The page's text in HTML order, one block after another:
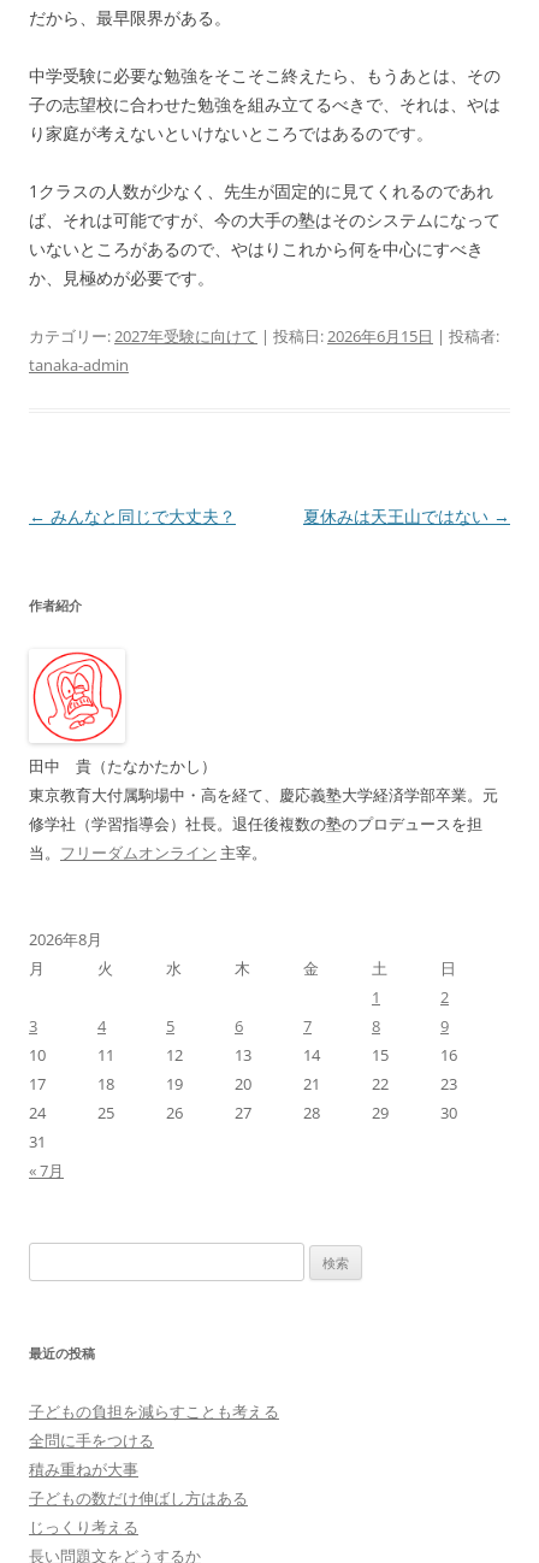
だから、最早限界がある。
中学受験に必要な勉強をそこそこ終えたら、もうあとは、その
子の志望校に合わせた勉強を組み立てるべきで、それは、やは
り家庭が考えないといけないところではあるのです。
1クラスの人数が少なく、先生が固定的に見てくれるのであれ
ば、それは可能ですが、今の大手の塾はそのシステムになって
いないところがあるので、やはりこれから何を中心にすべき
か、見極めが必要です。
カテゴリー:2027年受験に向けて | 投稿日:2026年6月15日 | 投稿者:
tanaka-admin
投
ビ
ー
シ
ョ
ン
← みんなと同じで大丈夫？ 夏休みは天王山ではない →
作者紹介
田中 貴（たなかたかし）
東京教育大付属駒場中・高を経て、慶応義塾大学経済学部卒業。元
修学社（学習指導会）社長。退任後複数の塾のプロデュースを担
当。 フリーダムオンライン 主宰。
2026年8月
月
火 水 木 金 土
日
1
2
3
4 5 6 7 8
9
10
11 12 13 14 15
16
17
18 19 20 21 22
23
24
25 26 27 28 29
30
31
« 7月
索:
最近の投稿
子どもの負担を減らすことも考える
全問に手をつける
積み重ねが大事
子どもの数だけ伸ばし方はある
じっくり考える
長い問題文をどうするか